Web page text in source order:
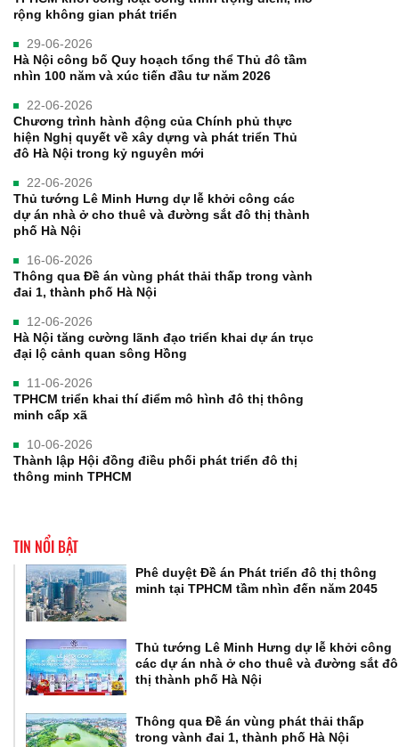
rộng không gian phát triển
29-06-2026
Hà Nội công bố Quy hoạch tổng thể Thủ đô tầm
nhìn 100 năm và xúc tiến đầu tư năm 2026
22-06-2026
Chương trình hành động của Chính phủ thực
hiện Nghị quyết về xây dựng và phát triển Thủ
đô Hà Nội trong kỷ nguyên mới
22-06-2026
Thủ tướng Lê Minh Hưng dự lễ khởi công các
dự án nhà ở cho thuê và đường sắt đô thị thành
phố Hà Nội
16-06-2026
Thông qua Đề án vùng phát thải thấp trong vành
đai 1, thành phố Hà Nội
12-06-2026
Hà Nội tăng cường lãnh đạo triển khai dự án trục
đại lộ cảnh quan sông Hồng
11-06-2026
TPHCM triển khai thí điểm mô hình đô thị thông
minh cấp xã
10-06-2026
Thành lập Hội đồng điều phối phát triển đô thị
thông minh TPHCM
TIN NỔI BẬT
Phê duyệt Đề án Phát triển đô thị thông
minh tại TPHCM tầm nhìn đến năm 2045
Thủ tướng Lê Minh Hưng dự lễ khởi công
các dự án nhà ở cho thuê và đường sắt đô
thị thành phố Hà Nội
Thông qua Đề án vùng phát thải thấp
trong vành đai 1, thành phố Hà Nội